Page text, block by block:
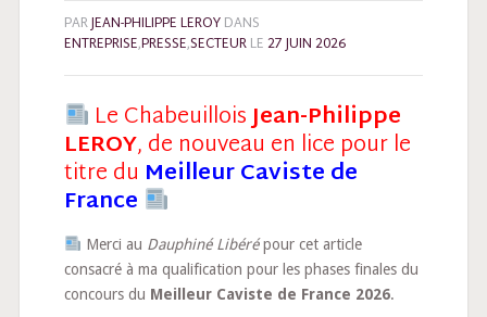
PARJEAN-PHILIPPE LEROYDANS
ENTREPRISE,PRESSE,SECTEURLE27 JUIN 2026
Le ChabeuilloisJean-Philippe
LEROY, de nouveau en lice pour le
titre du Meilleur Caviste de
France
Merci au Dauphiné Libérépour cet article
consacré à ma qualification pour les phases finales du
concours du Meilleur Caviste de France 2026.